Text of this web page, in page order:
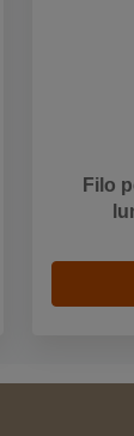
Filo